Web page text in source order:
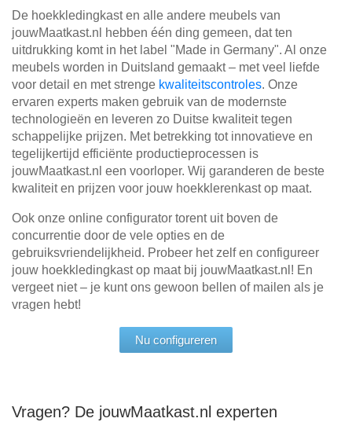
De hoekkledingkast en alle andere meubels van
jouwMaatkast.nl hebben één ding gemeen, dat ten
uitdrukking komt in het label "Made in Germany". Al onze
meubels worden in Duitsland gemaakt – met veel liefde
voor detail en met strenge kwaliteitscontroles. Onze
ervaren experts maken gebruik van de modernste
technologieën en leveren zo Duitse kwaliteit tegen
schappelijke prijzen. Met betrekking tot innovatieve en
tegelijkertijd efficiënte productieprocessen is
jouwMaatkast.nl een voorloper. Wij garanderen de beste
kwaliteit en prijzen voor jouw hoekklerenkast op maat.
Ook onze online configurator torent uit boven de
concurrentie door de vele opties en de
gebruiksvriendelijkheid. Probeer het zelf en configureer
jouw hoekkledingkast op maat bij jouwMaatkast.nl! En
vergeet niet – je kunt ons gewoon bellen of mailen als je
vragen hebt!
Nu configureren
Vragen? De jouwMaatkast.nl experten